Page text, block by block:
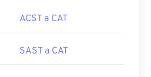
ACST a CAT
SAST a CAT